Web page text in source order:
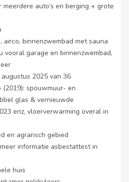
auto’s en berging + grote
airco, binnenzwembad met sauna
vooral garage en binnenzwembad,
2025 van 36
spouwmuur- en
glas & vernieuwde
enz, vloerverwarming overal in
en agrarisch gebied
informatie asbestattest in
huis